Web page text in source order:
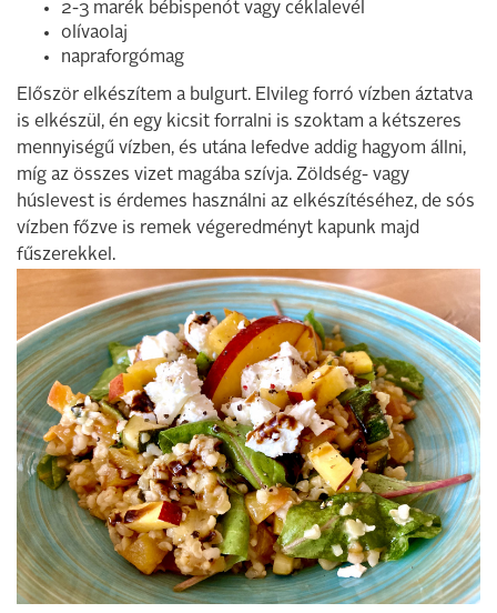
2-3 marék bébispenót vagy céklalevél
olívaolaj
napraforgómag
Először elkészítem a bulgurt. Elvileg forró vízben áztatva
is elkészül, én egy kicsit forralni is szoktam a kétszeres
mennyiségű vízben, és utána lefedve addig hagyom állni,
míg az összes vizet magába szívja. Zöldség- vagy
húslevest is érdemes használni az elkészítéséhez, de sós
vízben főzve is remek végeredményt kapunk majd
fűszerekkel.